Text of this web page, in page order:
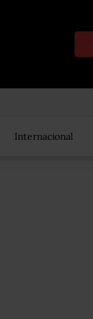
Internacional